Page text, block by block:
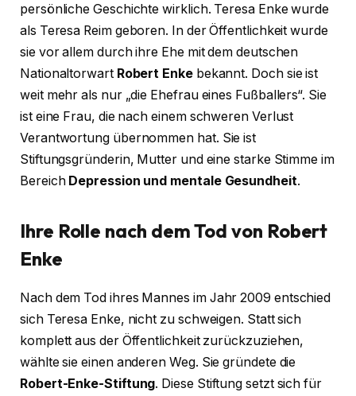
persönliche Geschichte wirklich. Teresa Enke wurde
als Teresa Reim geboren. In der Öffentlichkeit wurde
sie vor allem durch ihre Ehe mit dem deutschen
Nationaltorwart Robert Enkebekannt. Doch sie ist
weit mehr als nur „die Ehefrau eines Fußballers“. Sie
ist eine Frau, die nach einem schweren Verlust
Verantwortung übernommen hat. Sie ist
Stiftungsgründerin, Mutter und eine starke Stimme im
Bereich Depression und mentale Gesundheit.
Ihre Rolle nach dem Tod von Robert
Enke
Nach dem Tod ihres Mannes im Jahr 2009 entschied
sich Teresa Enke, nicht zu schweigen. Statt sich
komplett aus der Öffentlichkeit zurückzuziehen,
wählte sie einen anderen Weg. Sie gründete die
Robert-Enke-Stiftung. Diese Stiftung setzt sich für